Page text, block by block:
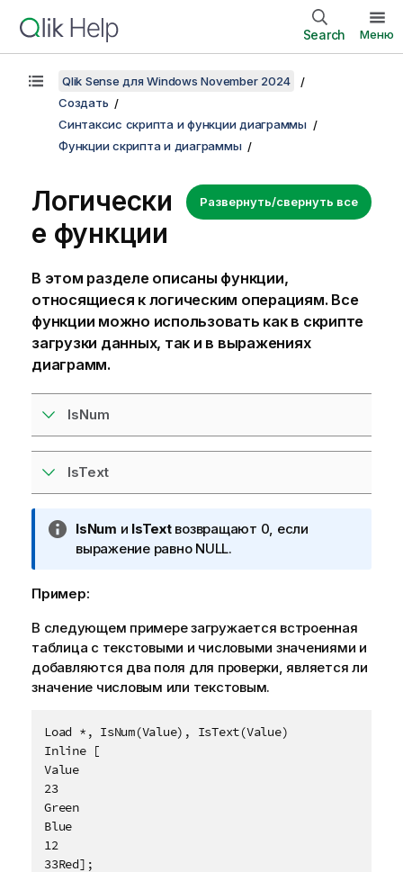
Search Меню
Qlik Sense для Windows November 2024
Создать
Синтаксис скрипта и функции диаграммы
Функции скрипта и диаграммы
Развернуть/свернуть все
Логически
е функции
В этом разделе описаны функции,
относящиеся к логическим операциям. Все
функции можно использовать как в скрипте
загрузки данных, так и в выражениях
диаграмм.
IsNum
IsText
П
р
м
ч
а
н
и
к
и
н
о
а
IsNum и IsTextвозвращают 0, если
выражение равно NULL.
Пример:
В следующем примере загружается встроенная
таблица с текстовыми и числовыми значениями и
добавляются два поля для проверки, является ли
значение числовым или текстовым.
Load *, IsNum(Value), IsText(Value)
Inline [
Value
23
Green
Blue
12
33Red];